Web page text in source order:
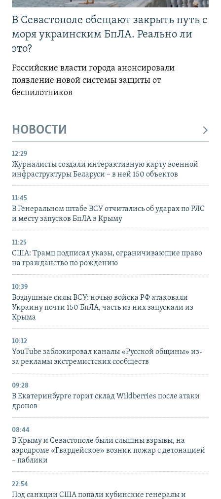
В Севастополе обещают закрыть путь с
моря украинским БпЛА. Реально ли
это?
Российские власти города анонсировали
появление новой системы защиты от
беспилотников
НОВОСТИ
12:29
Журналисты создали интерактивную карту военной
инфраструктуры Беларуси – в ней 150 объектов
11:45
В Генеральном штабе ВСУ отчитались об ударах по РЛС
и месту запусков БпЛА в Крыму
11:25
США: Трамп подписал указы, ограничивающие право
на гражданство по рождению
10:39
Воздушные силы ВСУ: ночью войска РФ атаковали
Украину почти 150 БпЛА, часть из них запускали из
Крыма
10:12
YouTube заблокировал каналы «Русской общины» из-
за рекламы экстремистских сообществ
09:28
В Екатеринбурге горит склад Wildberries после атаки
дронов
08:44
В Крыму и Севастополе были слышны взрывы, на
аэродроме «Гвардейское» возник пожар с детонацией
– паблики
22:54
Под санкции США попали кубинские генералы и